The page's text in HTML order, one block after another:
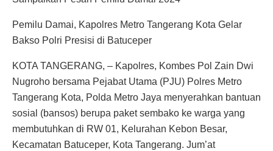
Pemilu Damai, Kapolres Metro Tangerang Kota Gelar
Bakso Polri Presisi di Batuceper
KOTA TANGERANG, – Kapolres, Kombes Pol Zain Dwi
Nugroho bersama Pejabat Utama (PJU) Polres Metro
Tangerang Kota, Polda Metro Jaya menyerahkan bantuan
sosial (bansos) berupa paket sembako ke warga yang
membutuhkan di RW 01, Kelurahan Kebon Besar,
Kecamatan Batuceper, Kota Tangerang. Jum’at